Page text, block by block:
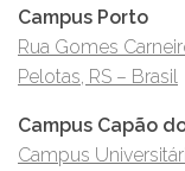
Campus Porto
Rua Gomes
Pelotas, RS – Brasil
Campus Capão
Campus